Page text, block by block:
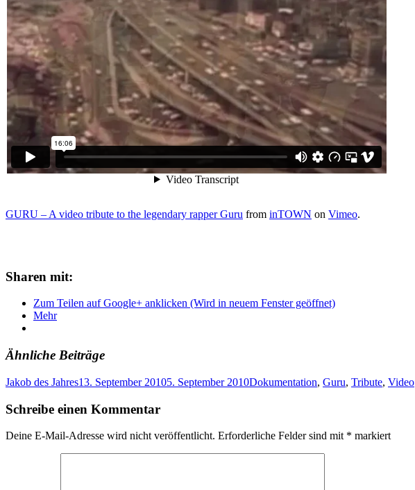
GURU – A video tribute to the legendary rapper Guru from inTOWN on Vimeo.
Sharen mit:
Zum Teilen auf Google+ anklicken (Wird in neuem Fenster geöffnet)
Mehr
Ähnliche Beiträge
Jakob des Jahres13. September 20105. September 2010Dokumentation, Guru, Tribute, Video
Schreibe einen Kommentar
Deine E-Mail-Adresse wird nicht veröffentlicht. Erforderliche Felder sind mit * markiert